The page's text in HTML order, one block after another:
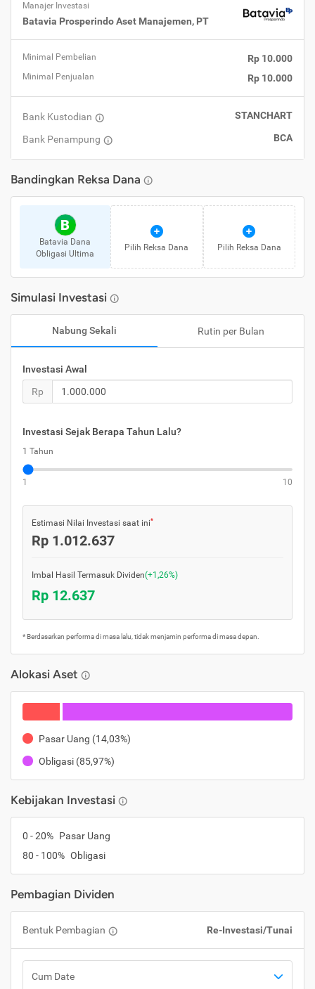
Manajer Investasi
Batavia Prosperindo Aset Manajemen, PT
Minimal Pembelian Rp 10.000
Minimal Penjualan Rp 10.000
Bank Kustodian STANCHART
Bank Penampung BCA
Bandingkan Reksa Dana
B
Batavia Dana
Obligasi Ultima
Pilih Reksa Dana Pilih Reksa Dana
Simulasi Investasi
Nabung Sekali Rutin per Bulan
Investasi Awal
Rp
Investasi Sejak Berapa Tahun Lalu?
1 Tahun
1 10
Estimasi Nilai Investasi saat ini*
Rp 1.012.637
Imbal Hasil Termasuk Dividen(+1,26%)
Rp 12.637
* Berdasarkan performa di masa lalu, tidak menjamin performa di masa depan.
Alokasi Aset
Pasar Uang (14,03%)
Obligasi (85,97%)
Kebijakan Investasi
0 -20% Pasar Uang
80 - 100% Obligasi
Pembagian Dividen
Bentuk Pembagian Re-Investasi/Tunai
Cum Date